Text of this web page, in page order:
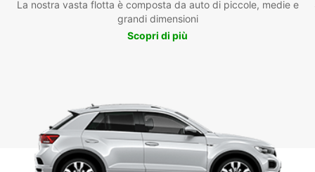
La nostra vasta flotta è composta da auto di piccole, medie e
grandi dimensioni
Scopri di più